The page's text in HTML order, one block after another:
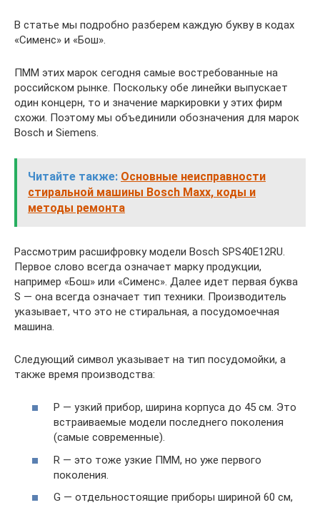
В статье мы подробно разберем каждую букву в кодах
«Сименс» и «Бош».
ПММ этих марок сегодня самые востребованные на
российском рынке. Поскольку обе линейки выпускает
один концерн, то и значение маркировки у этих фирм
схожи. Поэтому мы объединили обозначения для марок
Bosch и Siemens.
Читайте также: Основные неисправности
стиральной машины Bosch Maxx, коды и
методы ремонта
Рассмотрим расшифровку модели Bosch SPS40E12RU.
Первое слово всегда означает марку продукции,
например «Бош» или «Сименс». Далее идет первая буква
S — она всегда означает тип техники. Производитель
указывает, что это не стиральная, а посудомоечная
машина.
Следующий символ указывает на тип посудомойки, а
также время производства:
P — узкий прибор, ширина корпуса до 45 см. Это
встраиваемые модели последнего поколения
(самые современные).
R — это тоже узкие ПММ, но уже первого
поколения.
G — отдельностоящие приборы шириной 60 см,